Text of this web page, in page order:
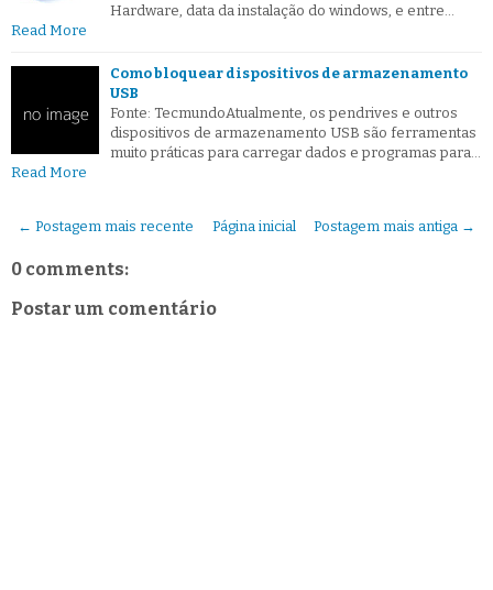
Hardware, data da instalação do windows, e entre…
Read More
Como bloquear dispositivos de armazenamento
USB
Fonte: TecmundoAtualmente, os pendrives e outros
dispositivos de armazenamento USB são ferramentas
muito práticas para carregar dados e programas para…
Read More
← Postagem mais recente Postagem mais antiga →
Página inicial
0 comments:
Postar um comentário